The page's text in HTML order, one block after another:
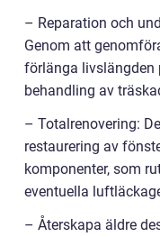
– Reparation och
Genom att
förlänga livslängden
behandling av
– Totalrenovering:
restaurering av
komponenter, som
eventuella
– Återskapa äldre